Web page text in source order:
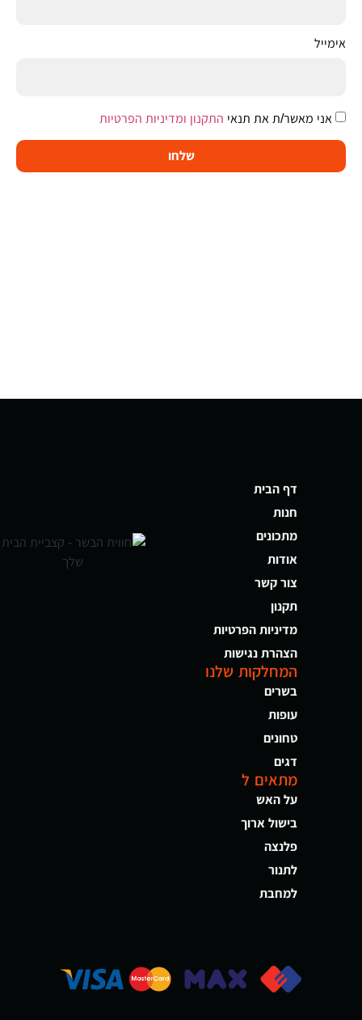
אימייל
אני מאשר/ת את תנאי התקנון ומדיניות הפרטיות
שלחו
דף הבית
חנות
מתכונים
אודות
צור קשר
תקנון
מדיניות הפרטיות
הצהרת נגישות
המחלקות שלנו
בשרים
עופות
טחונים
דגים
מתאים ל
על האש
בישול ארוך
פלנצה
לתנור
למחבת